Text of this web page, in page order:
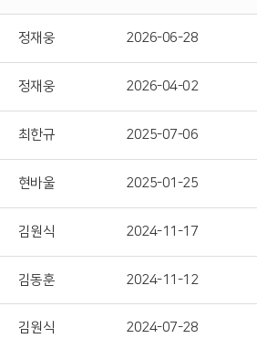
정재웅 2026-06-28
정재웅 2026-04-02
최한규 2025-07-06
현바울 2025-01-25
김원식 2024-11-17
김동훈 2024-11-12
김원식 2024-07-28